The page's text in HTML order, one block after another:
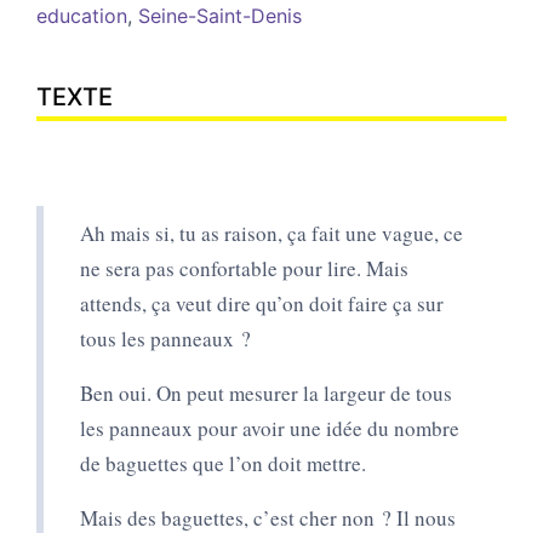
education, Seine-Saint-Denis
TEXTE
Ah mais si, tu as raison, ça fait une vague, ce
ne sera pas confortable pour lire. Mais
attends, ça veut dire qu’on doit faire ça sur
tous les panneaux ?
Ben oui. On peut mesurer la largeur de tous
les panneaux pour avoir une idée du nombre
de baguettes que l’on doit mettre.
Mais des baguettes, c’est cher non ? Il nous